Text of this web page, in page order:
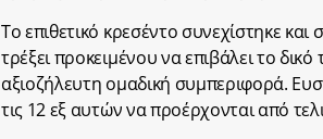
Το επιθετικό κρεσέντο συνεχίστηκε
τρέξει προκειμένου να επιβάλει το
αξιοζήλευτη ομαδική συμπεριφορά.
τις 12 εξ αυτών να προέρχονται από